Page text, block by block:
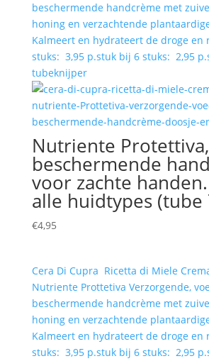
beschermende handcrème met
honing en verzachtende
Kalmeert en hydrateert de droge en
stuks: 3,95 p.stuk bij 6 stuks: 2,95
tubeknijper
Nutriente
beschermende
voor zachte
alle huidtypes (tube
€4,95
Cera Di Cupra Ricetta di Miele
Nutriente Prottetiva Verzorgende,
beschermende handcrème met
honing en verzachtende
Kalmeert en hydrateert de droge en
stuks: 3,95 p.stuk bij 6 stuks: 2,95